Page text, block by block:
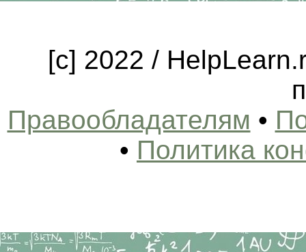
[c] 2022 /
Правообладателям •
• Политика